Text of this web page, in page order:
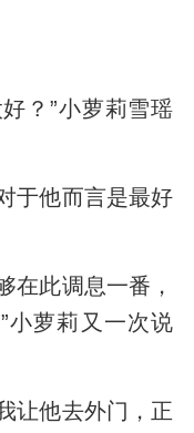
？”小萝莉雪瑶
于他而言是最好
在此调息一番，
小萝莉又一次说
让他去外门，正